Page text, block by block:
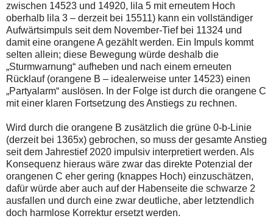
zwischen 14523 und 14920, lila 5 mit erneutem Hoch
oberhalb lila 3 – derzeit bei 15511) kann ein vollständiger
Aufwärtsimpuls seit dem November-Tief bei 11324 und
damit eine orangene A gezählt werden. Ein Impuls kommt
selten allein; diese Bewegung würde deshalb die
„Sturmwarnung“ aufheben und nach einem erneuten
Rücklauf (orangene B – idealerweise unter 14523) einen
„Partyalarm“ auslösen. In der Folge ist durch die orangene C
mit einer klaren Fortsetzung des Anstiegs zu rechnen.
Wird durch die orangene B zusätzlich die grüne 0-b-Linie
(derzeit bei 1365x) gebrochen, so muss der gesamte Anstieg
seit dem Jahrestief 2020 impulsiv interpretiert werden. Als
Konsequenz hieraus wäre zwar das direkte Potenzial der
orangenen C eher gering (knappes Hoch) einzuschätzen,
dafür würde aber auch auf der Habenseite die schwarze 2
ausfallen und durch eine zwar deutliche, aber letztendlich
doch harmlose Korrektur ersetzt werden.